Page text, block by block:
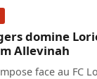
domine
Allevinah
face au FC